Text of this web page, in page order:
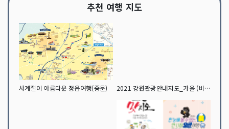
추천 여행 지도
사계절이 아름다운 정읍여행(중문) 2021 강원관광안내지도_가을 (비대면 / 숨은 관광지 안내지도)